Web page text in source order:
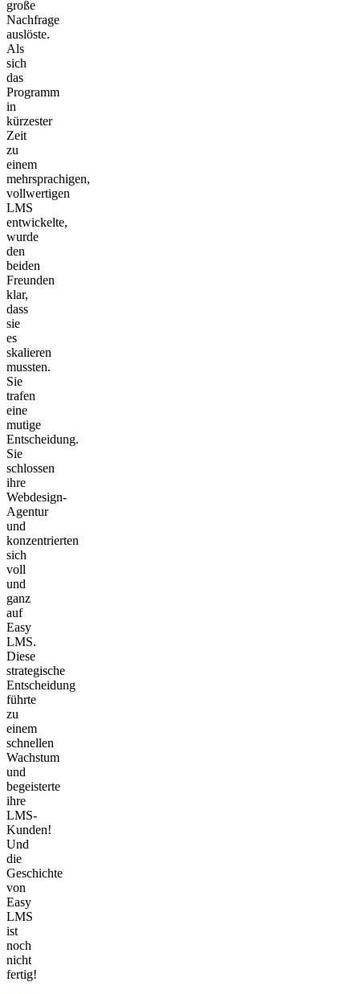
große
Nachfrage
auslöste.
Als
sich
das
Programm
in
kürzester
Zeit
zu
einem
mehrsprachigen,
vollwertigen
LMS
entwickelte,
wurde
den
beiden
Freunden
klar,
dass
sie
es
skalieren
mussten.
Sie
trafen
eine
mutige
Entscheidung.
Sie
schlossen
ihre
Webdesign-
Agentur
und
konzentrierten
sich
voll
und
ganz
auf
Easy
LMS.
Diese
strategische
Entscheidung
führte
zu
einem
schnellen
Wachstum
und
begeisterte
ihre
LMS-
Kunden!
Und
die
Geschichte
von
Easy
LMS
ist
noch
nicht
fertig!